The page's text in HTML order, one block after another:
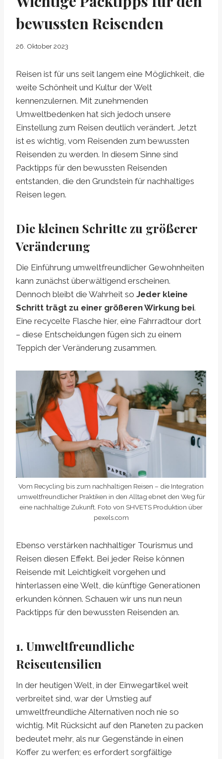
bewussten Reisenden
26. Oktober 2023
Reisen ist für uns seit langem eine Möglichkeit, die
weite Schönheit und Kultur der Welt
kennenzulernen. Mit zunehmenden
Umweltbedenken hat sich jedoch unsere
Einstellung zum Reisen deutlich verändert. Jetzt
ist es wichtig, vom Reisenden zum bewussten
Reisenden zu werden. In diesem Sinne sind
Packtipps für den bewussten Reisenden
entstanden, die den Grundstein für nachhaltiges
Reisen legen.
Die kleinen Schritte zu größerer
Veränderung
Die Einführung umweltfreundlicher Gewohnheiten
kann zunächst überwältigend erscheinen.
Dennoch bleibt die Wahrheit so Jeder kleine
Schritt trägt zu einer größeren Wirkung bei.
Eine recycelte Flasche hier, eine Fahrradtour dort
– diese Entscheidungen fügen sich zu einem
Teppich der Veränderung zusammen.
Vom Recycling bis zum nachhaltigen Reisen – die Integration
umweltfreundlicher Praktiken in den Alltag ebnet den Weg für
eine nachhaltige Zukunft. Foto von SHVETS Produktion über
pexels.com
Ebenso verstärken nachhaltiger Tourismus und
Reisen diesen Effekt. Bei jeder Reise können
Reisende mit Leichtigkeit vorgehen und
hinterlassen eine Welt, die künftige Generationen
erkunden können. Schauen wir uns nun neun
Packtipps für den bewussten Reisenden an.
1. Umweltfreundliche
Reiseutensilien
In der heutigen Welt, in der Einwegartikel weit
verbreitet sind, war der Umstieg auf
umweltfreundliche Alternativen noch nie so
wichtig. Mit Rücksicht auf den Planeten zu packen
bedeutet mehr, als nur Gegenstände in einen
Koffer zu werfen; es erfordert sorgfältige